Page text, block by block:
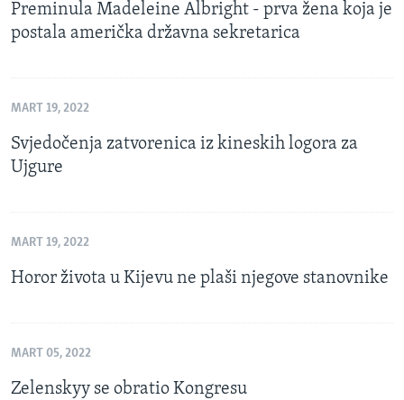
Preminula Madeleine Albright - prva žena koja je
postala američka državna sekretarica
MART 19, 2022
Svjedočenja zatvorenica iz kineskih logora za
Ujgure
MART 19, 2022
Horor života u Kijevu ne plaši njegove stanovnike
MART 05, 2022
Zelenskyy se obratio Kongresu